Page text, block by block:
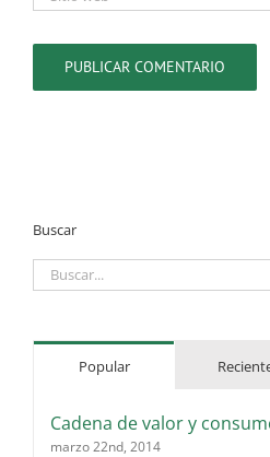
Buscar
Buscar:
Popular
Cadena de valor y
marzo 22nd, 2014